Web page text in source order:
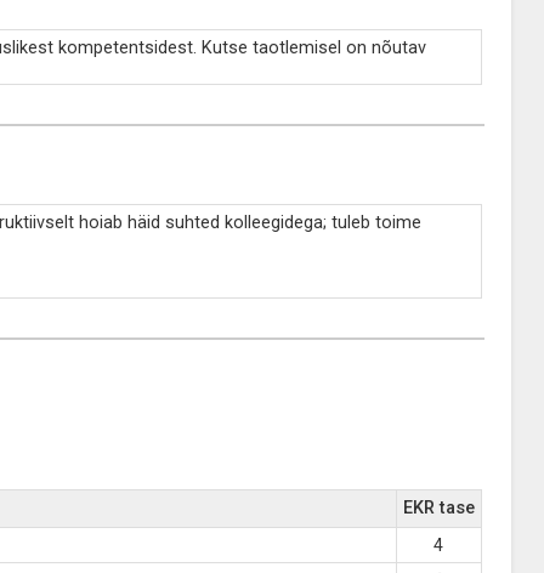
kompetentsidest. Kutse taotlemisel on nõutav
hoiab häid suhted kolleegidega; tuleb toime
EKR tase
4